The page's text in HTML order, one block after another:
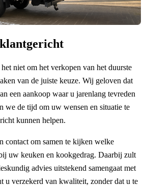
niet om het verkopen van het duurste
van de juiste keuze. Wij geloven dat
een aankoop waar u jarenlang tevreden
we de tijd om uw wensen en situatie te
kunnen helpen.
contact om samen te kijken welke
uw keuken en kookgedrag. Daarbij zult
advies uitstekend samengaat met
u verzekerd van kwaliteit, zonder dat u te